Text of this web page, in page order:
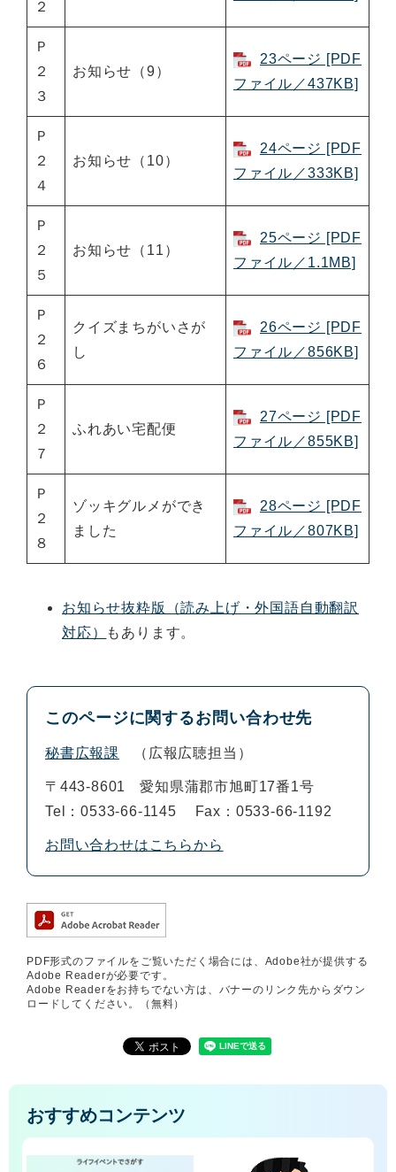
２
Ｐ
２
３
お知らせ（9）
23ページ [PDF
ファイル／437KB]
Ｐ
２
４
お知らせ（10）
24ページ [PDF
ファイル／333KB]
Ｐ
２
５
お知らせ（11）
25ページ [PDF
ファイル／1.1MB]
Ｐ
２
６
クイズまちがいさが
し
26ページ [PDF
ファイル／856KB]
Ｐ
２
７
ふれあい宅配便
27ページ [PDF
ファイル／855KB]
Ｐ
２
８
ゾッキグルメができ
ました
28ページ [PDF
ファイル／807KB]
お知らせ抜粋版（読み上げ・外国語自動翻訳
対応）
もあります。
このページに関するお問い合わせ先
秘書広報課 広報広聴担当
〒443-8601
愛知県蒲郡市旭町17番1号
Tel：0533-66-1145
Fax：0533-66-1192
お問い合わせはこちらから
PDF形式のファイルをご覧いただく場合には、Adobe社が提供する
Adobe Readerが必要です。
Adobe Readerをお持ちでない方は、バナーのリンク先からダウン
ロードしてください。（無料）
おすすめコンテンツ